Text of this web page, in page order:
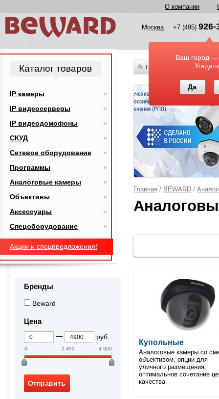
О компании
Москва +7 (495) 926-
Ваш город —
Да
По всему каталогу
Главная / BEWARD /
Купольные
Аналоговые камеры со
объективом, опции для
уличного размещения,
оптимальное сочетание
качества
Каталог товаров
IP камеры
IP видеосерверы
IP видеодомофоны
СКУД
Сетевое оборудование
Программы
Аналоговые камеры
Объективы
Аксессуары
Спецоборудование
Акции и спецпредложения!
Бренды
Beward
Цена
руб.
0 2 450 4 900